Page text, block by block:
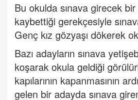
Bu okulda sınava girecek
kaybettiği gerekçesiyle
Genç kız gözyaşı dökerek
Bazı adayların sınava
koşarak okula geldiği
kapılarının kapanmasının
gelen bir adayda sınava